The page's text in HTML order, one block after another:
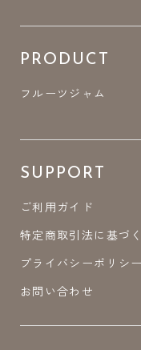
PRODUCT
フルーツジャム
SUPPORT
ご利用ガイド
特定商取引法に基づ
プライバシーポリシー
お問い合わせ